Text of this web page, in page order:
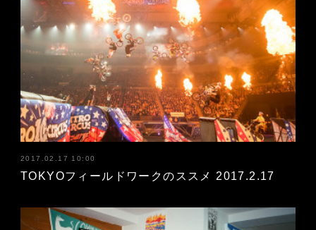
2017.02.17 10:00
TOKYOフィールドワークのススメ 2017.2.17